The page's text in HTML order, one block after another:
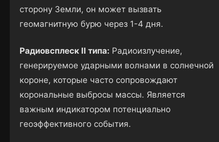
сторону Земли, он может вызвать
геомагнитную бурю через 1-4 дня.
Радиовсплеск II типа: Радиоизлучение,
генерируемое ударными волнами в солнечной
короне, которые часто сопровождают
корональные выбросы массы. Является
важным индикатором потенциально
геоэффективного события.